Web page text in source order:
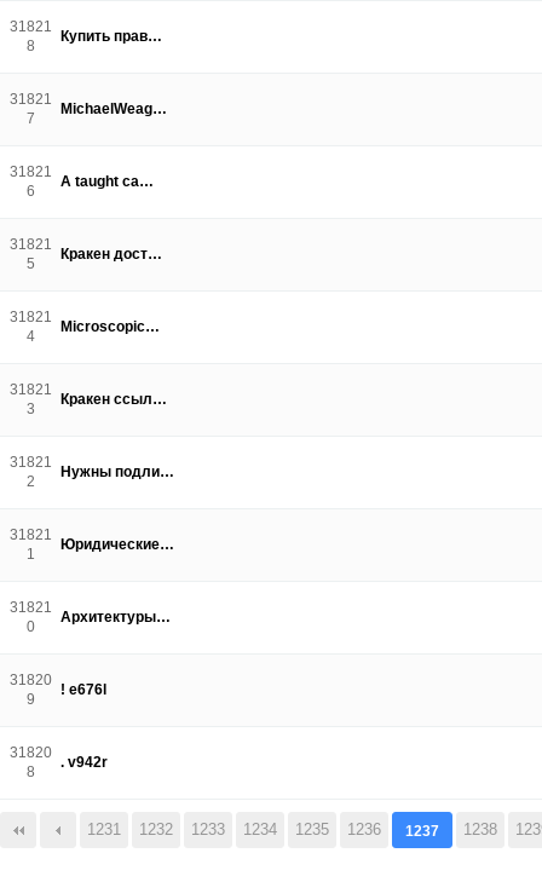
31821
8
Купить прав…
31821
7
MichaelWeag…
31821
6
A taught ca…
31821
5
Кракен дост…
31821
4
Microscopic…
31821
3
Кракен ссыл…
31821
2
Нужны подли…
31821
1
Юридические…
31821
0
Архитектуры…
31820
9
! e676l
31820
8
. v942r
1231 1232 1233 1234 1235 1236 1237 1238
다음 맨끝